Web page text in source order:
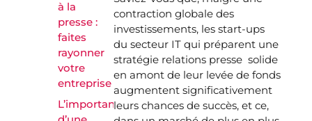
à la
presse :
faites
rayonner
votre
entreprise
L’importance
contraction globale des
investissements, les start-ups
du secteur IT qui préparent une
stratégie relations presse solide
en amont de leur levée de fonds
augmentent significativement
leurs chances de succès, et ce,